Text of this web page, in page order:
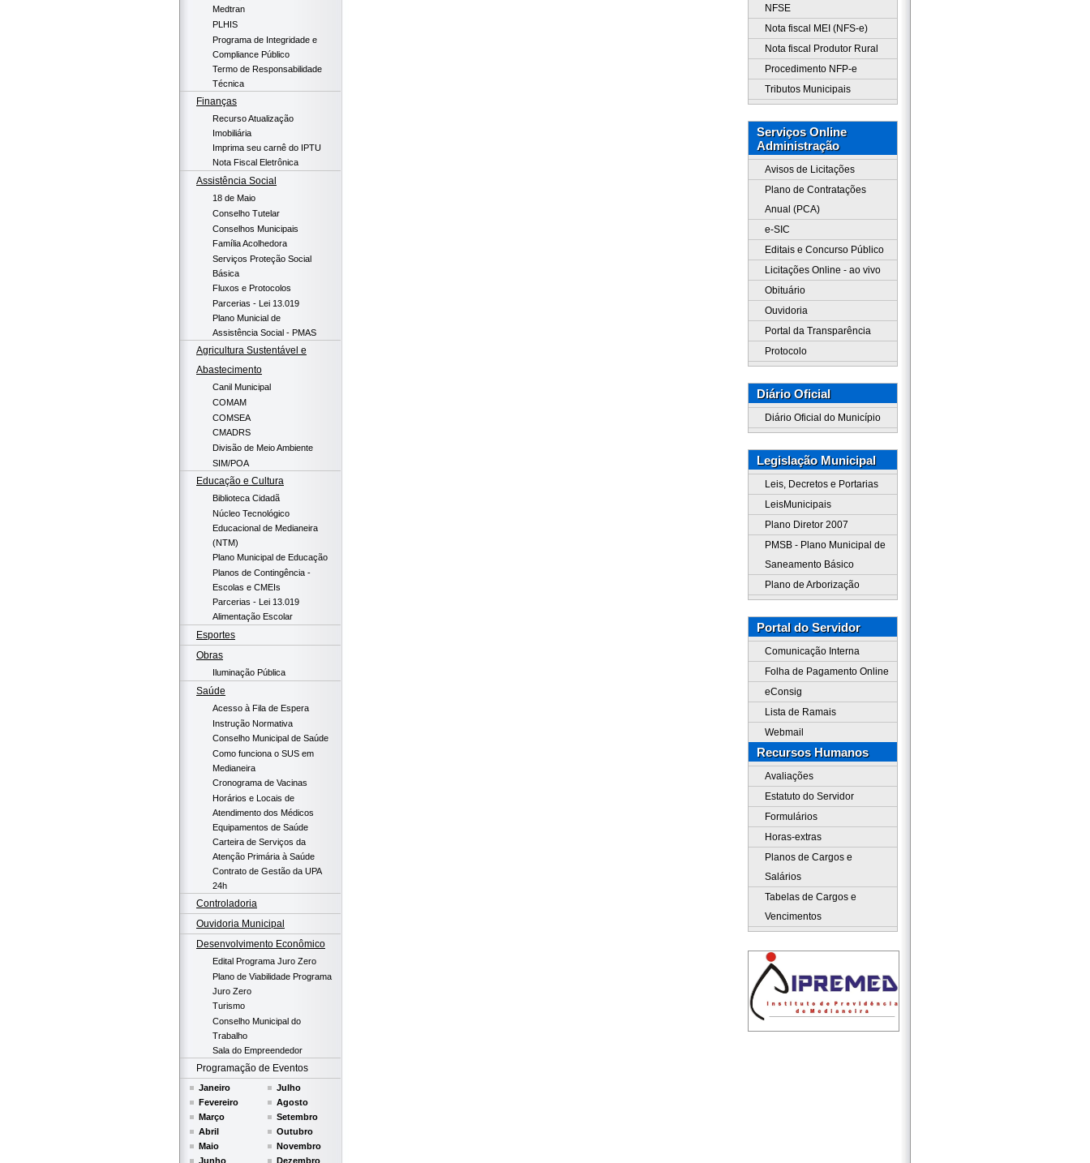
Medtran
PLHIS
Programa de Integridade e
Compliance Público
Termo de Responsabilidade
Técnica
Finanças
Recurso Atualização
Imobiliária
Imprima seu carnê do IPTU
Nota Fiscal Eletrônica
Assistência Social
18 de Maio
Conselho Tutelar
Conselhos Municipais
Família Acolhedora
Serviços Proteção Social
Básica
Fluxos e Protocolos
Parcerias - Lei 13.019
Plano Municial de
Assistência Social - PMAS
Agricultura Sustentável e
Abastecimento
Canil Municipal
COMAM
COMSEA
CMADRS
Divisão de Meio Ambiente
SIM/POA
Educação e Cultura
Biblioteca Cidadã
Núcleo Tecnológico
Educacional de Medianeira
(NTM)
Plano Municipal de Educação
Planos de Contingência -
Escolas e CMEIs
Parcerias - Lei 13.019
Alimentação Escolar
Esportes
Obras
Iluminação Pública
Saúde
Acesso à Fila de Espera
Instrução Normativa
Conselho Municipal de Saúde
Como funciona o SUS em
Medianeira
Cronograma de Vacinas
Horários e Locais de
Atendimento dos Médicos
Equipamentos de Saúde
Carteira de Serviços da
Atenção Primária à Saúde
Contrato de Gestão da UPA
24h
Controladoria
Ouvidoria Municipal
Desenvolvimento Econômico
Edital Programa Juro Zero
Plano de Viabilidade Programa
Juro Zero
Turismo
Conselho Municipal do
Trabalho
Sala do Empreendedor
Programação de Eventos
Janeiro
Fevereiro
Março
Abril
Maio
Junho
Julho
Agosto
Setembro
Outubro
Novembro
Dezembro
NFSE
Nota fiscal MEI (NFS-e)
Nota fiscal Produtor Rural
Procedimento NFP-e
Tributos Municipais
Serviços Online
Administração
Avisos de Licitações
Plano de Contratações
Anual (PCA)
e-SIC
Editais e Concurso Público
Licitações Online - ao vivo
Obituário
Ouvidoria
Portal da Transparência
Protocolo
Diário Oficial
Diário Oficial do Município
Legislação Municipal
Leis, Decretos e Portarias
LeisMunicipais
Plano Diretor 2007
PMSB - Plano Municipal de
Saneamento Básico
Plano de Arborização
Portal do Servidor
Comunicação Interna
Folha de Pagamento Online
eConsig
Lista de Ramais
Webmail
Recursos Humanos
Avaliações
Estatuto do Servidor
Formulários
Horas-extras
Planos de Cargos e
Salários
Tabelas de Cargos e
Vencimentos